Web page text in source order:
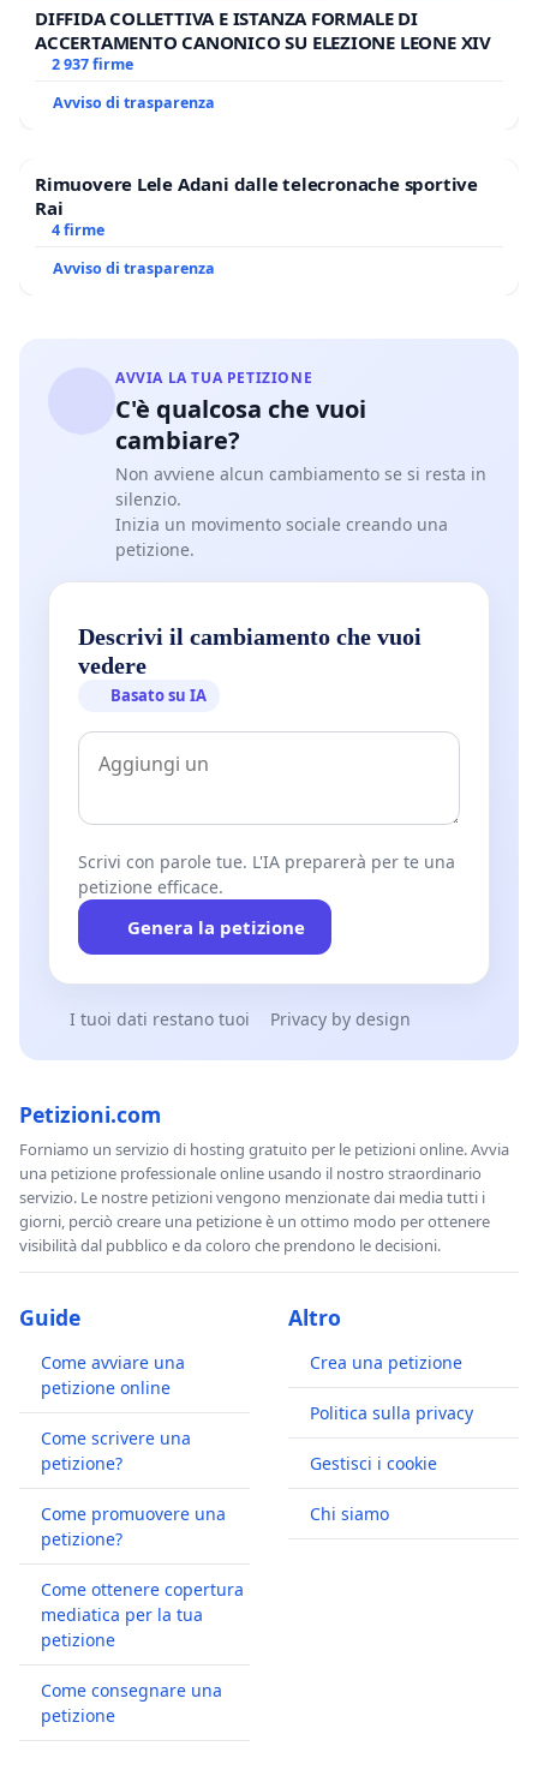
DIFFIDA COLLETTIVA E ISTANZA FORMALE DI
ACCERTAMENTO CANONICO SU ELEZIONE LEONE XIV
2 937 firme
Avviso di trasparenza
Rimuovere Lele Adani dalle telecronache sportive
Rai
4 firme
Avviso di trasparenza
AVVIA LA TUA PETIZIONE
C'è qualcosa che vuoi
cambiare?
Non avviene alcun cambiamento se si resta in
silenzio.
Inizia un movimento sociale creando una
petizione.
Descrivi il cambiamento che vuoi
vedere
Basato su IA
Scrivi con parole tue. L'IA preparerà per te una
petizione efficace.
Genera la petizione
I tuoi dati restano tuoi Privacy by design
Petizioni.com
Forniamo un servizio di hosting gratuito per le petizioni online. Avvia
una petizione professionale online usando il nostro straordinario
servizio. Le nostre petizioni vengono menzionate dai media tutti i
giorni, perciò creare una petizione è un ottimo modo per ottenere
visibilità dal pubblico e da coloro che prendono le decisioni.
Guide
Come avviare una
petizione online
Come scrivere una
petizione?
Come promuovere una
petizione?
Come ottenere copertura
mediatica per la tua
petizione
Come consegnare una
petizione
Altro
Crea una petizione
Politica sulla privacy
Gestisci i cookie
Chi siamo